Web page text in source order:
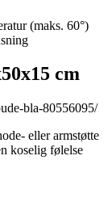
(maks. 60°)
cm
bla-80556095/
eller armstøtte
koselig følelse